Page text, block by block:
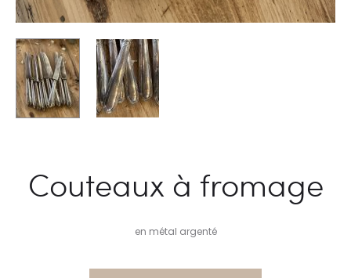
Couteaux à fromage
en métal argenté